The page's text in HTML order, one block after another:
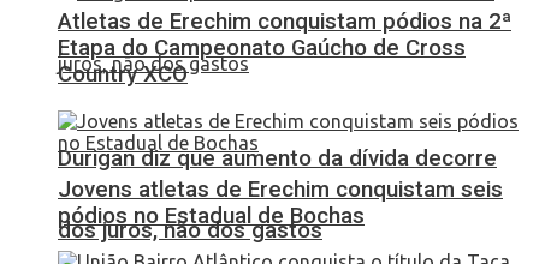
Durigan diz que aumento da dívida decorre
dos juros, não dos gastos
Atletas de Erechim conquistam pódios na 2ª
Etapa do Campeonato Gaúcho de Cross
Country XCO
Jovens atletas de Erechim conquistam seis
pódios no Estadual de Bochas